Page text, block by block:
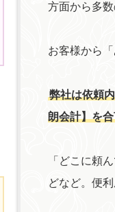
方面から多
お客様から
弊社は依頼
朗会計】を
「どこに頼
どなど。便